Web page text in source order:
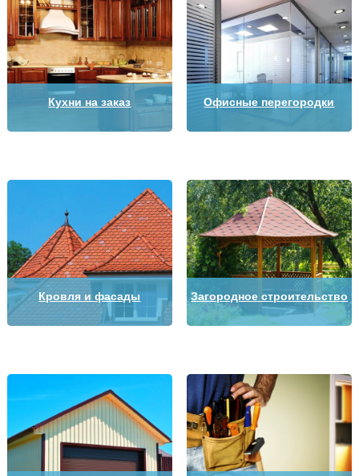
Кухни на заказ Офисные перегородки
Кровля и фасады Загородное строительство